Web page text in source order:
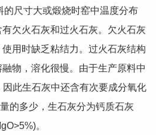
尺寸大或煅烧时窑中温度分布
欠火石灰和过火石灰。欠火石灰
用时缺乏粘结力。过火石灰结构
物，溶化很慢。由于生产原料中
此生石灰中还含有次要成分氧化
的多少，生石灰分为钙质石灰
。